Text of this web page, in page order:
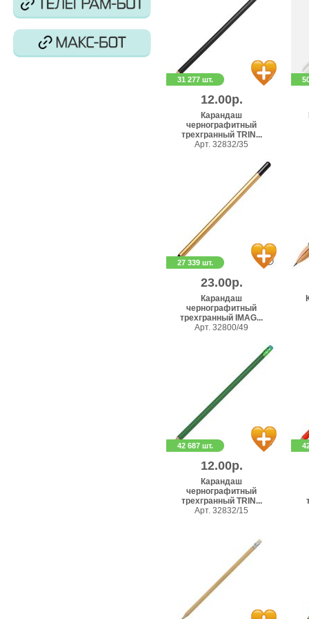
31 277 шт.
12.00р.
Карандаш
чернографитный
трехгранный TRIN...
Арт. 32832/35
27 339 шт.
23.00р.
Карандаш
чернографитный
трехгранный IMAG...
Арт. 32800/49
42 687 шт.
12.00р.
Карандаш
чернографитный
трехгранный TRIN...
Арт. 32832/15